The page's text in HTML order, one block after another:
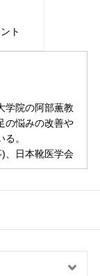
ト
学院の阿部薫教
の悩みの改善や
。
、日本靴医学会